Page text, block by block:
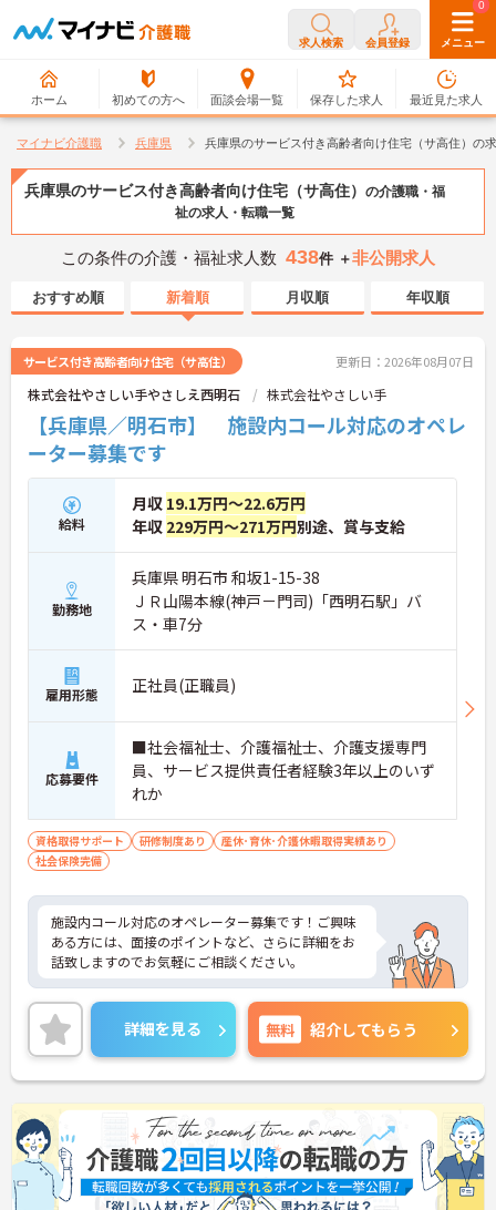
求人検索 会員登録 メニュー
ホーム 初めての方へ 面談会場一覧
0
保存した求人
0
最近見た求人
マイナビ介護職 兵庫県 兵庫県のサービス付き高齢者向け住宅（サ高住）の
兵庫県のサービス付き高齢者向け住宅（サ高住） の介護職・福
祉の求人・転職一覧
この条件の介護・福祉求人数 438件 ＋非公開求人
おすすめ順 新着順 月収順 年収順
サービス付き高齢者向け住宅（サ高住） 更新日：2026年08月07日
株式会社やさしい手やさしえ西明石 株式会社やさしい手
【兵庫県／明石市】 施設内コール対応のオペレ
ーター募集です
給料
月収 19.1万円～22.6万円
年収 229万円～271万円別途、賞与支給
勤務地
兵庫県 明石市 和坂1-15-38
ＪＲ山陽本線(神戸－門司)「西明石駅」バ
ス・車7分
雇用形態 正社員(正職員)
応募要件
■社会福祉士、介護福祉士、介護支援専門
員、サービス提供責任者経験3年以上のいず
れか
資格取得サポート 研修制度あり
産休･育休･介護休暇取得実績あり
社会保険完備
施設内コール対応のオペレーター募集です！ご興味
ある方には、面接のポイントなど、さらに詳細をお
話致しますのでお気軽にご相談ください。
詳細を見る 無料 紹介してもらう